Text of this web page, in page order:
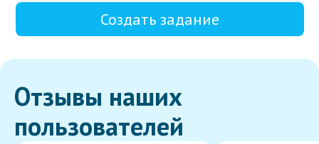
Создать задание
Отзывы наших
пользователей